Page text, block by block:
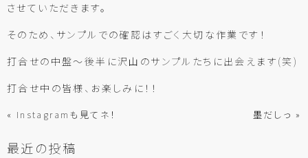
させていただきます。
そのため、サンプルでの確認はすごく大切な作業です！
打合せの中盤～後半に沢山のサンプルたちに出会えます(笑)
打合せ中の皆様、お楽しみに！！
« Instagramも見てネ！ 墨だしっ »
最近の投稿